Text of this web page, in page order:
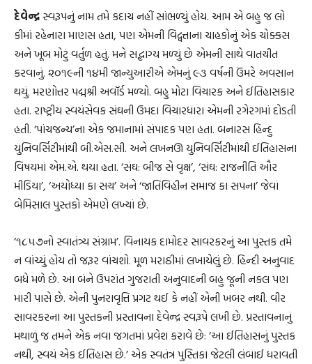
દેવેન્દ્રસ્વરૂપનું નામ તમે કદાચ નહીં સાંભળ્યું હોય. આમ એ બહુ જ લો
કીમાં રહેનારા માણસ હતા, પણ એમની વિદ્વત્તાના ચાહકોનું એક ચોક્કસ
અને ખૂબ મોટું વર્તુળ હતું. મને સદ્ભાગ્ય મળ્યું છે એમની સાથે વાતચીત
કરવાનું. ૨૦૧૯ની ૧૪મી જાન્યુઆરીએ એમનું ૯૩ વર્ષની ઉંમરે અવસાન
થયું. મરણોત્તર પદ્મશ્રી અવૉર્ડ મળ્યો. બહુ મોટા વિચારક અને ઈતિહાસકાર
હતા. રાષ્ટ્રીય સ્વયંસેવક સંઘની ઉમદા વિચારધારા એમની રગેરગમાં દોડતી
હતી. ‘પાંચજન્ય’ના એક જમાનામાં સંપાદક પણ હતા. બનારસ હિન્દુ
યુનિવર્સિટીમાંથી બી.એસ.સી. અને લખનઊ યુનિવર્સિટીમાંથી ઈતિહાસના
વિષયમાં એમ.એ. થયા હતા. ‘સંઘ: બીજ સે વૃક્ષ’, ‘સંઘ: રાજનીતિ ઔર
મીડિયા’, ‘અયોધ્યા કા સચ’ અને ‘જાતિવિહીન સમાજ કા સપના’ જેવાં
બેમિસાલ પુસ્તકો એમણે લખ્યાં છે.
‘૧૮૫૭નો સ્વાતંત્ર્ય સંગ્રામ’. વિનાયક દામોદર સાવરકરનું આ પુસ્તક તમે
ન વાંચ્યું હોય તો જરૂર વાંચશો. મૂળ મરાઠીમાં લખાયેલું છે. હિન્દી અનુવાદ
બધે મળે છે. આ બંને ઉપરાંત ગુજરાતી અનુવાદની બહુ જૂની નકલ પણ
મારી પાસે છે. એની પુનરાવૃત્તિ પ્રગટ થઈ કે નહીં એની ખબર નથી. વીર
સાવરકરના આ પુસ્તકની પ્રસ્તાવના દેવેન્દ્ર સ્વરૂપે લખી છે. પ્રસ્તાવનાનું
મથાળું જ તમને એક નવા જગતમાં પ્રવેશ કરાવે છે: ‘આ ઈતિહાસનું પુસ્તક
નથી, સ્વયં એક ઈતિહાસ છે.’ એક સ્વતંત્ર પુસ્તિકા જેટલી લંબાઈ ધરાવતી